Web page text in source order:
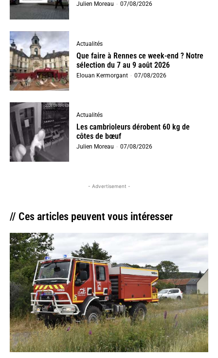
Julien Moreau - 07/08/2026
Actualités
Que faire à Rennes ce week-end ? Notre
sélection du 7 au 9 août 2026
Elouan Kermorgant - 07/08/2026
Actualités
Les cambrioleurs dérobent 60 kg de
côtes de bœuf
Julien Moreau - 07/08/2026
- Advertisement -
// Ces articles peuvent vous intéresser